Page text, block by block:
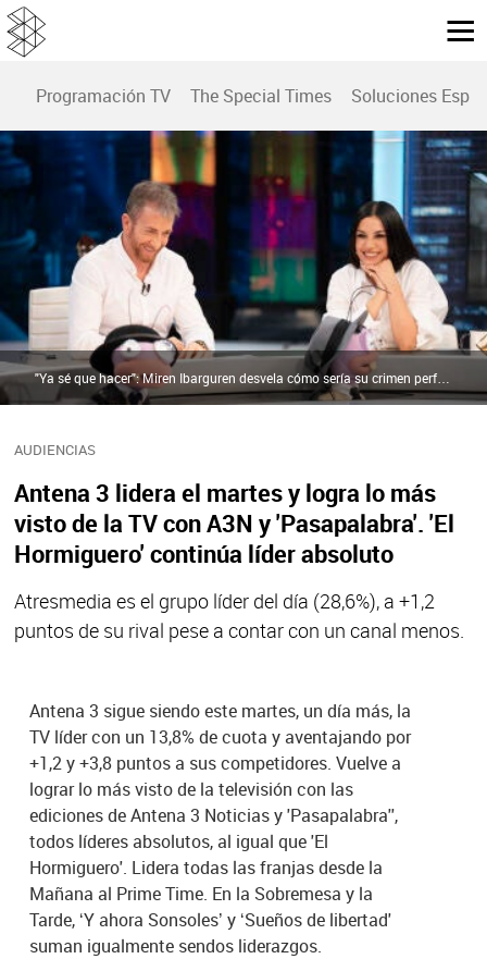
Programación TV The Special Times Soluciones
AUDIENCIAS
Antena 3 lidera el martes y logra lo más
visto de la TV con A3N y 'Pasapalabra'. 'El
Hormiguero' continúa líder absoluto
Atresmedia es el grupo líder del día (28,6%), a +1,2
puntos de su rival pese a contar con un canal menos.
Antena 3 sigue siendo este martes, un día más, la
TV líder con un 13,8% de cuota y aventajando por
+1,2 y +3,8 puntos a sus competidores. Vuelve a
lograr lo más visto de la televisión con las
ediciones de Antena 3 Noticias y 'Pasapalabra'',
todos líderes absolutos, al igual que 'El
Hormiguero'. Lidera todas las franjas desde la
Mañana al Prime Time. En la Sobremesa y la
Tarde, ‘Y ahora Sonsoles’ y ‘Sueños de libertad'
suman igualmente sendos liderazgos.